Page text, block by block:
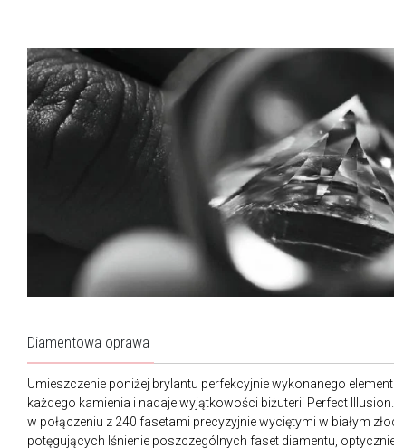
Diamentowa oprawa
Umieszczenie poniżej brylantu perfekcyjnie wykonanego
każdego kamienia i nadaje wyjątkowości biżuterii Perfect
w połączeniu z 240 fasetami precyzyjnie wyciętymi w białym
potęgujących lśnienie poszczególnych faset diamentu,